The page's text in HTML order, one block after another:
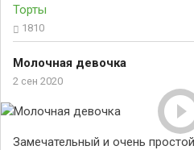
Торты
1810
Молочная девочка
2 сен 2020
Замечательный и очень